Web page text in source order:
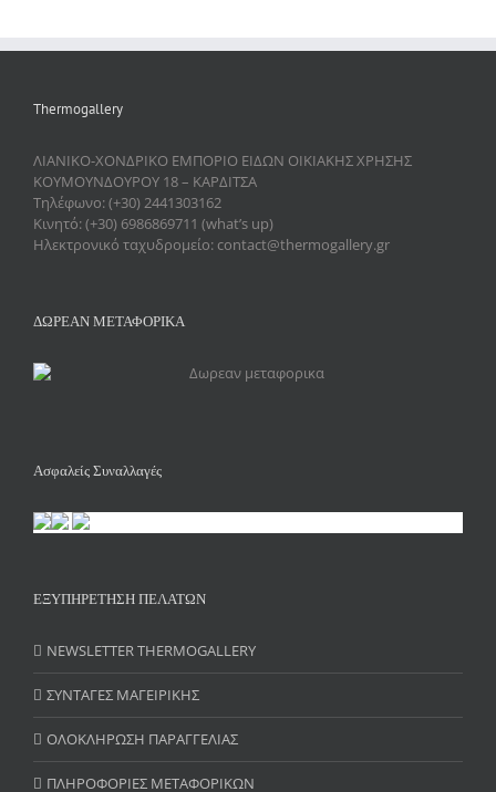
Thermogallery
ΛΙΑΝΙΚΟ-ΧΟΝΔΡΙΚΟ ΕΜΠΟΡΙΟ ΕΙΔΩΝ ΟΙΚΙΑΚΗΣ ΧΡΗΣΗΣ
ΚΟΥΜΟΥΝΔΟΥΡΟΥ 18 – ΚΑΡΔΙΤΣΑ
Τηλέφωνο: (+30) 2441303162
Κινητό: (+30) 6986869711 (what’s up)
Ηλεκτρονικό ταχυδρομείο: contact@thermogallery.gr
ΔΩΡΕΑΝ ΜΕΤΑΦΟΡΙΚΑ
Ασφαλείς Συναλλαγές
ΕΞΥΠΗΡΕΤΗΣΗ ΠΕΛΑΤΩΝ
NEWSLETTER THERMOGALLERY
ΣΥΝΤΑΓΕΣ ΜΑΓΕΙΡΙΚΗΣ
ΟΛΟΚΛΗΡΩΣΗ ΠΑΡΑΓΓΕΛΙΑΣ
ΠΛΗΡΟΦΟΡΙΕΣ ΜΕΤΑΦΟΡΙΚΩΝ